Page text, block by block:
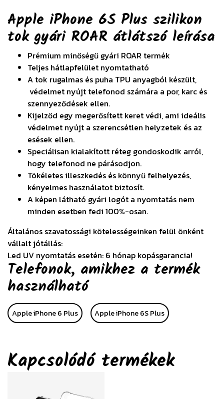
Apple iPhone 6S Plus szilikon
tok gyári ROAR átlátszó leírása
Prémium minőségű gyári ROAR termék
Teljes hátlapfelület nyomtatható
A tok rugalmas és puha TPU anyagból készült,
védelmet nyújt telefonod számára a por, karc és
szennyeződések ellen.
Kijelződ egy megerősített keret védi, ami ideális
védelmet nyújt a szerencsétlen helyzetek és az
esések ellen.
Speciálisan kialakított réteg gondoskodik arról,
hogy telefonod ne párásodjon.
Tökéletes illeszkedés és könnyű felhelyezés,
kényelmes használatot biztosít.
A képen látható gyári logót a nyomtatás nem
minden esetben fedi 100%-osan.
Általános szavatossági kötelességeinken felül önként
vállalt jótállás:
Led UV nyomtatás esetén: 6 hónap kopásgarancia!
Telefonok, amikhez a termék
használható
Apple iPhone 6 Plus Apple iPhone 6S Plus
Kapcsolódó termékek